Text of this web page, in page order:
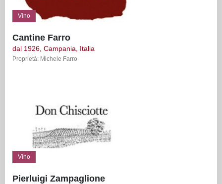
Vino
Cantine Farro
dal 1926, Campania, Italia
Proprietà: Michele Farro
Vino
Pierluigi Zampaglione